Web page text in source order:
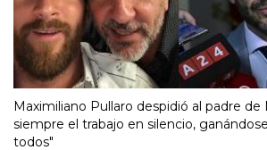
Maximiliano Pullaro despidió al padre de
siempre el trabajo en silencio,
todos"